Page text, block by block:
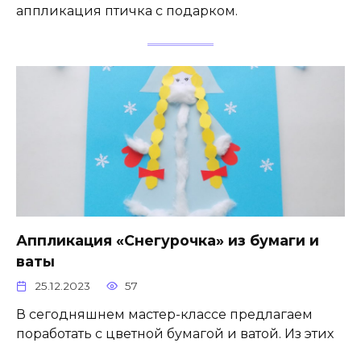
аппликация птичка с подарком.
Аппликация «Снегурочка» из бумаги и
ваты
25.12.2023 57
В сегодняшнем мастер-классе предлагаем
поработать с цветной бумагой и ватой. Из этих